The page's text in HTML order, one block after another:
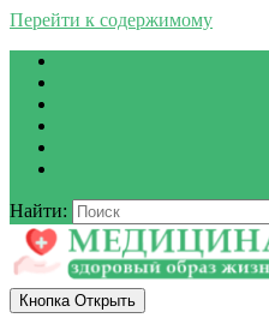
Перейти к содержимому
Найти:
Кнопка Открыть